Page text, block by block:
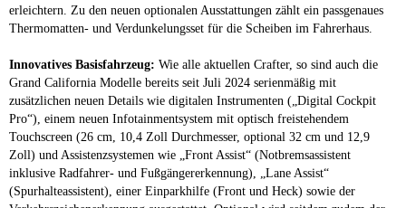
erleichtern. Zu den neuen optionalen Ausstattungen zählt ein passgenaues
Thermomatten- und Verdunkelungsset für die Scheiben im Fahrerhaus.
Innovatives Basisfahrzeug: Wie alle aktuellen Crafter, so sind auch die
Grand California Modelle bereits seit Juli 2024 serienmäßig mit
zusätzlichen neuen Details wie digitalen Instrumenten („Digital Cockpit
Pro“), einem neuen Infotainmentsystem mit optisch freistehendem
Touchscreen (26 cm, 10,4 Zoll Durchmesser, optional 32 cm und 12,9
Zoll) und Assistenzsystemen wie „Front Assist“ (Notbremsassistent
inklusive Radfahrer- und Fußgängererkennung), „Lane Assist“
(Spurhalteassistent), einer Einparkhilfe (Front und Heck) sowie der